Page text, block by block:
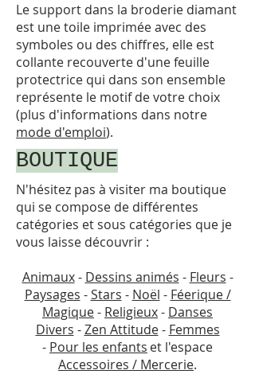
Le support dans la broderie diamant
est une toile imprimée avec des
symboles ou des chiffres, elle est
collante recouverte d'une feuille
protectrice qui dans son ensemble
représente le motif de votre choix
(plus d'informations dans notre
mode d'emploi).
BOUTIQUE
N'hésitez pas à visiter ma boutique
qui se compose de différentes
catégories et sous catégories que je
vous laisse découvrir :
Animaux- Dessins animés - Fleurs -
Paysages -Stars - Noël - Féerique /
Magique- Religieux- Danses
Divers -Zen Attitude- Femmes
- Pour les enfants et l'espace
Accessoires / Mercerie.